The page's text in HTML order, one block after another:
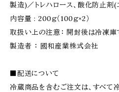
製造)／トレハロース、酸化防
内容量 : 200ｇ（100ｇ×2）
取扱い上の注意： 開封後は冷凍庫
製造者 ： 國和産業株式会社
■配送について
冷蔵商品を含むご注文は、すべて